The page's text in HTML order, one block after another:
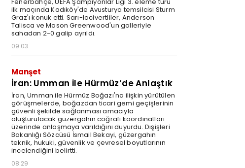
ilk maçında Kadıköy'de Avusturya temsilcisi Sturm
Graz'ı konuk etti. Sarı-lacivertliler, Anderson
Talisca ve Mason Greenwood'un golleriyle
sahadan 2-0 galip ayrıldı.
09:03
Manşet
İran: Umman ile Hürmüz’de Anlaştık
İran, Umman ile Hürmüz Boğazı'na ilişkin yürütülen
görüşmelerde, boğazdan ticari gemi geçişlerinin
güvenli şekilde sağlanması amacıyla
oluşturulacak güzergahın coğrafi koordinatları
üzerinde anlaşmaya varıldığını duyurdu. Dışişleri
Bakanlığı Sözcüsü İsmail Bekayi, güzergahın
teknik, hukuki, güvenlik ve çevresel boyutlarının
incelendiğini belirtti.
08:29